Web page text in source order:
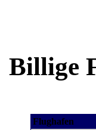
Billige
Flughafen